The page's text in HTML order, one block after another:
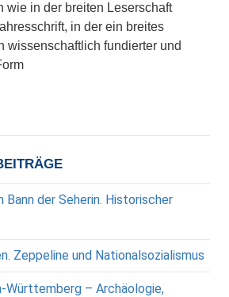
wie in der breiten Leserschaft
in der ein breites
wissenschaftlich fundierter und
Bann der Seherin. Historischer
Zeppeline und Nationalsozialismus
Württemberg – Archäologie,